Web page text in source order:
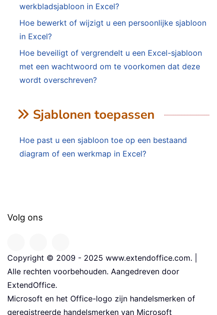
werkbladsjabloon in Excel?
Hoe bewerkt of wijzigt u een persoonlijke sjabloon
in Excel?
Hoe beveiligt of vergrendelt u een Excel-sjabloon
met een wachtwoord om te voorkomen dat deze
wordt overschreven?
Sjablonen toepassen
Hoe past u een sjabloon toe op een bestaand
diagram of een werkmap in Excel?
Volg ons
Copyright © 2009 - 2025 www.extendoffice.com. |
Alle rechten voorbehouden. Aangedreven door
ExtendOffice.
Microsoft en het Office-logo zijn handelsmerken of
geregistreerde handelsmerken van Microsoft